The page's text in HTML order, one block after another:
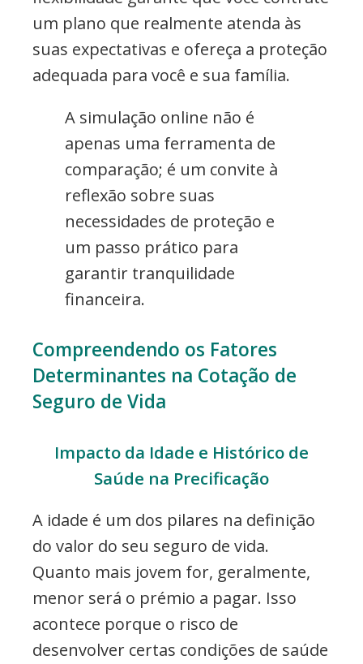
um plano que realmente atenda às
suas expectativas e ofereça a proteção
adequada para você e sua família.
A simulação online não é
apenas uma ferramenta de
comparação; é um convite à
reflexão sobre suas
necessidades de proteção e
um passo prático para
garantir tranquilidade
financeira.
Compreendendo os Fatores
Determinantes na Cotação de
Seguro de Vida
Impacto da Idade e Histórico de
Saúde na Precificação
A idade é um dos pilares na definição
do valor do seu seguro de vida.
Quanto mais jovem for, geralmente,
menor será o prémio a pagar. Isso
acontece porque o risco de
desenvolver certas condições de saúde